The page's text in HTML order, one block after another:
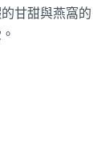
甘甜與燕窩的